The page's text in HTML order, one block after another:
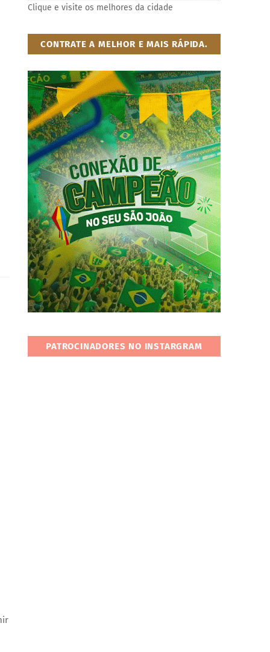
Clique e visite os melhores da cidade
CONTRATE A MELHOR E MAIS RÁPIDA.
PATROCINADORES NO INSTARGRAM